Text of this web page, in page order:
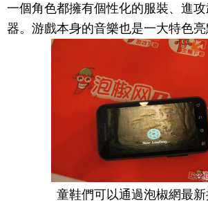
一個角色都擁有個性化的服裝、進
器。游戲本身的音樂也是一大特色亮
童鞋們可以通過泡椒網最新